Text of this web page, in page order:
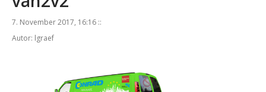
7. November 2017, 16:16 ::
Autor: lgraef